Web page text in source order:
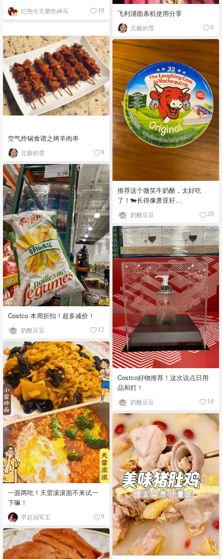
纪尧今天要吃神马 18 飞利浦面条机使用分享
北极的雪 6
空气炸锅食谱之烤羊肉串
北极的雪 8
推荐这个微笑牛奶酪，太好吃
了！🐄长得像萧亚轩…
奶酪豆豆 20
Costco 本周折扣！超多减价！
奶酪豆豆 12
Costco好物推荐！这次说点日用
品和灯！
奶酪豆豆 18
一面两吃！天雷滚滚面不来试一
下嘛！
早起冠军王 9